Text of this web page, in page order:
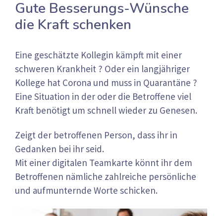
Gute Besserungs-Wünsche
die Kraft schenken
Eine geschätzte Kollegin kämpft mit einer
schweren Krankheit ? Oder ein langjähriger
Kollege hat Corona und muss in Quarantäne ?
Eine Situation in der oder die Betroffene viel
Kraft benötigt um schnell wieder zu Genesen.
Zeigt der betroffenen Person, dass ihr in
Gedanken bei ihr seid.
Mit einer digitalen Teamkarte könnt ihr dem
Betroffenen nämliche zahlreiche persönliche
und aufmunternde Worte schicken.